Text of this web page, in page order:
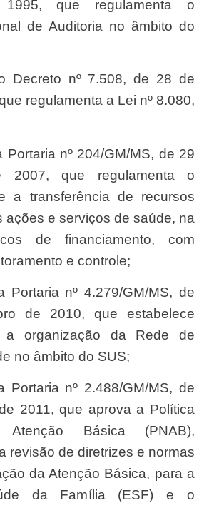
que regulamenta o
de Auditoria no âmbito do
regulamenta a Lei nº 8.080,
2007, que regulamenta o
a transferência de recursos
ações e serviços de saúde, na
de financiamento, com
e controle;
de 2010, que estabelece
a organização da Rede de
no âmbito do SUS;
2011, que aprova a Política
Básica (PNAB),
revisão de diretrizes e normas
da Atenção Básica, para a
da Família (ESF) e o